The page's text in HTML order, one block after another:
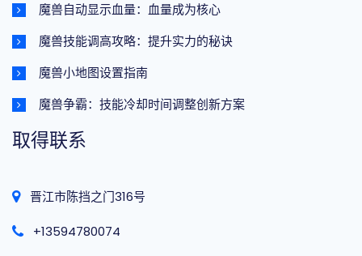
魔兽自动显示血量：血量成为核心
魔兽技能调高攻略：提升实力的秘诀
魔兽小地图设置指南
魔兽争霸：技能冷却时间调整创新方案
取得联系
晋江市陈挡之门316号
+13594780074